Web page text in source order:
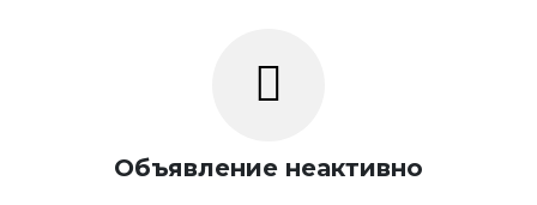
Объявление неактивно